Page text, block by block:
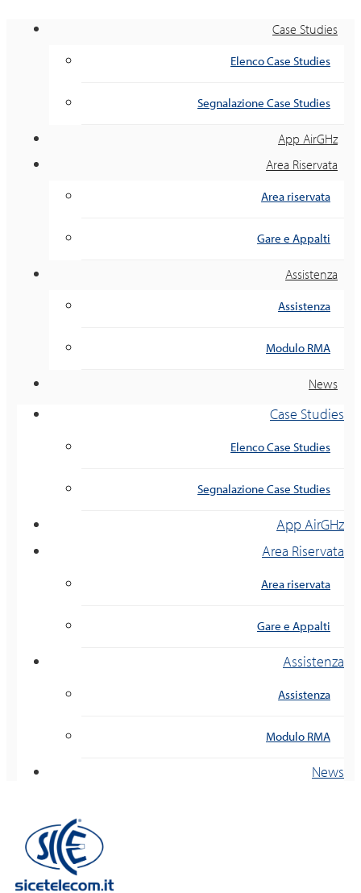
Case Studies
Elenco Case Studies
Segnalazione Case Studies
App AirGHz
Area Riservata
Area riservata
Gare e Appalti
Assistenza
Assistenza
Modulo RMA
News
Case Studies
Elenco Case Studies
Segnalazione Case Studies
App AirGHz
Area Riservata
Area riservata
Gare e Appalti
Assistenza
Assistenza
Modulo RMA
News